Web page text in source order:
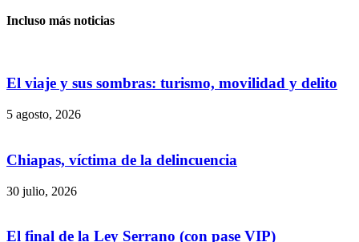
Incluso más noticias
El viaje y sus sombras: turismo, movilidad y delito
5 agosto, 2026
Chiapas, víctima de la delincuencia
30 julio, 2026
El final de la Ley Serrano (con pase VIP)